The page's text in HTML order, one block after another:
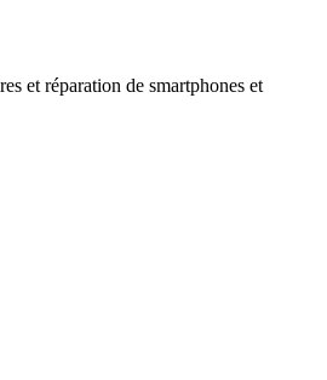
et réparation de smartphones et